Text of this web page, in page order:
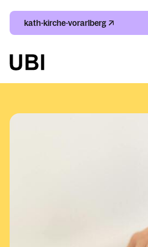
kath-kirche-vorarlberg